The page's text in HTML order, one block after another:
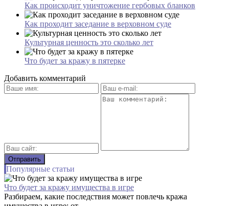
Как происходит уничтожение гербовых бланков
Как проходит заседание в верховном суде
Культурная ценность это сколько лет
Что будет за кражу в пятерке
Добавить комментарий
Популярные статьи
Что будет за кражу имущества в игре
Разбираем, какие последствия может повлечь кража